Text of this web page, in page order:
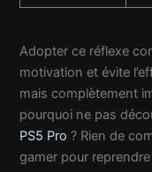
Adopter ce réflexe
motivation et évite
mais complètement
pourquoi ne pas
PS5 Pro ? Rien de
gamer pour